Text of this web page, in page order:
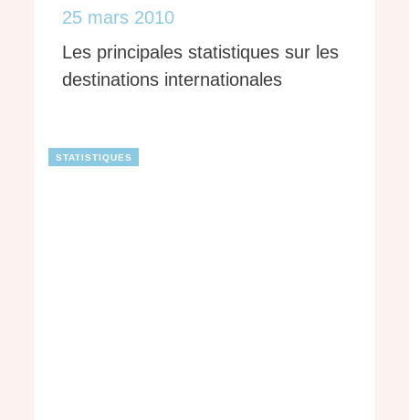
25 mars 2010
Les principales statistiques sur les
destinations internationales
STATISTIQUES